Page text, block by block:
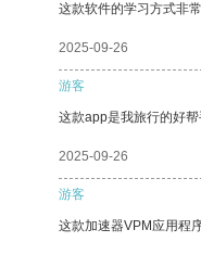
这款软件的学习方式非
2025-09-26
游客
这款app是我旅行的好
2025-09-26
游客
这款加速器VPM应用程